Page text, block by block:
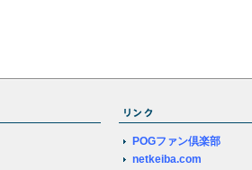
POGファン倶楽部
netkeiba.com